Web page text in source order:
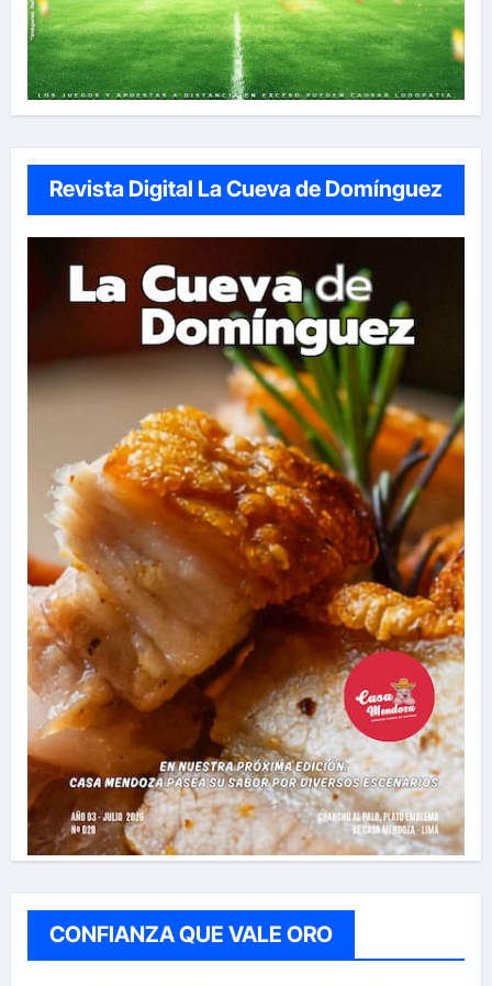
Revista Digital La Cueva de Domínguez
CONFIANZA QUE VALE ORO